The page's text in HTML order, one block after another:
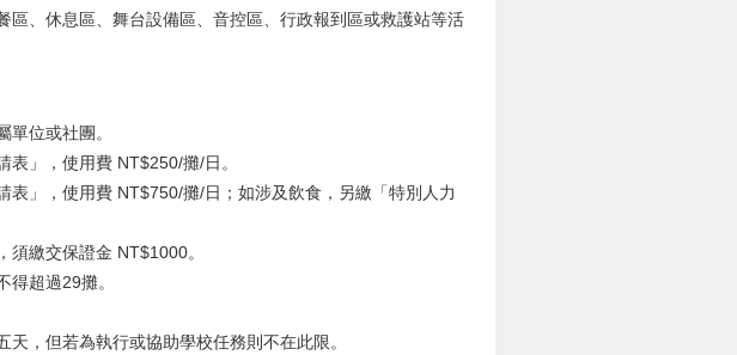
區、休息區、舞台設備區、音控區、行政報到區或救護站等活
單位或社團。
」，使用費 NT$250/攤/日。
表」，使用費 NT$750/攤/日；如涉及飲食，另繳「特別人力
須繳交保證金 NT$1000。
得超過29攤。
，但若為執行或協助學校任務則不在此限。